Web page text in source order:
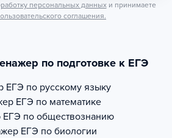
персональных данных и принимаете
соглашения.
по подготовке к ЕГЭ
ЕГЭ по русскому языку
ЕГЭ по математике
ЕГЭ по обществознанию
ЕГЭ по биологии